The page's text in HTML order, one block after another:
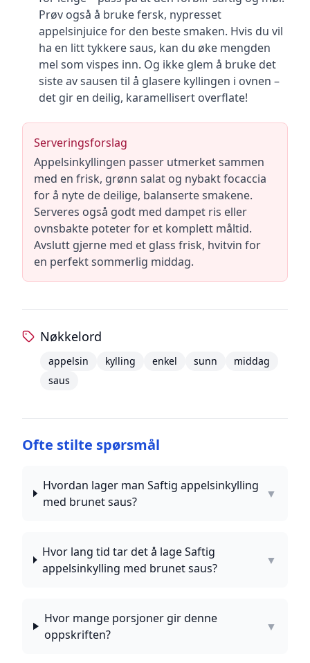
Prøv også å bruke fersk, nypresset
appelsinjuice for den beste smaken. Hvis du vil
ha en litt tykkere saus, kan du øke mengden
mel som vispes inn. Og ikke glem å bruke det
siste av sausen til å glasere kyllingen i ovnen –
det gir en deilig, karamellisert overflate!
Serveringsforslag
Appelsinkyllingen passer utmerket sammen
med en frisk, grønn salat og nybakt focaccia
for å nyte de deilige, balanserte smakene.
Serveres også godt med dampet ris eller
ovnsbakte poteter for et komplett måltid.
Avslutt gjerne med et glass frisk, hvitvin for
en perfekt sommerlig middag.
Nøkkelord
appelsin kylling enkel sunn
middag
saus
Ofte stilte spørsmål
Hvordan lager man Saftig appelsinkylling
med brunet saus?
▼
Hvor lang tid tar det å lage Saftig
appelsinkylling med brunet saus?
▼
Hvor mange porsjoner gir denne
oppskriften?
▼